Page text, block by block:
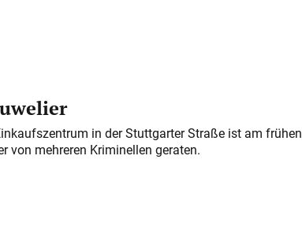
in der Stuttgarter Straße ist am frühen
von mehreren Kriminellen geraten.